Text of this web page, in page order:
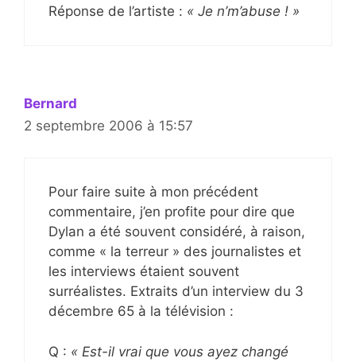
Réponse de l’artiste : « Je n’m’abuse ! »
Bernard
2 septembre 2006 à 15:57
Pour faire suite à mon précédent
commentaire, j’en profite pour dire que
Dylan a été souvent considéré, à raison,
comme « la terreur » des journalistes et
les interviews étaient souvent
surréalistes. Extraits d’un interview du 3
décembre 65 à la télévision :
Q : « Est-il vrai que vous ayez changé